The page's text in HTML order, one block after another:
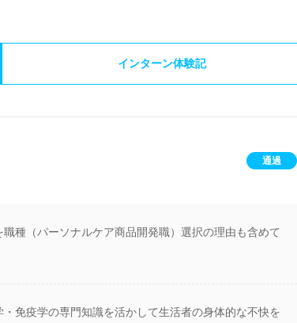
インターン体験記
通過
種（パーソナルケア商品開発職）選択の理由も含めて
免疫学の専門知識を活かして生活者の身体的な不快を